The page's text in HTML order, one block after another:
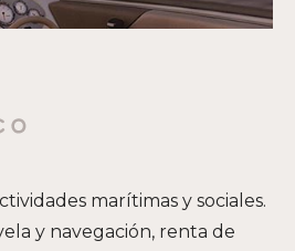
marítimas y sociales.
y navegación, renta de